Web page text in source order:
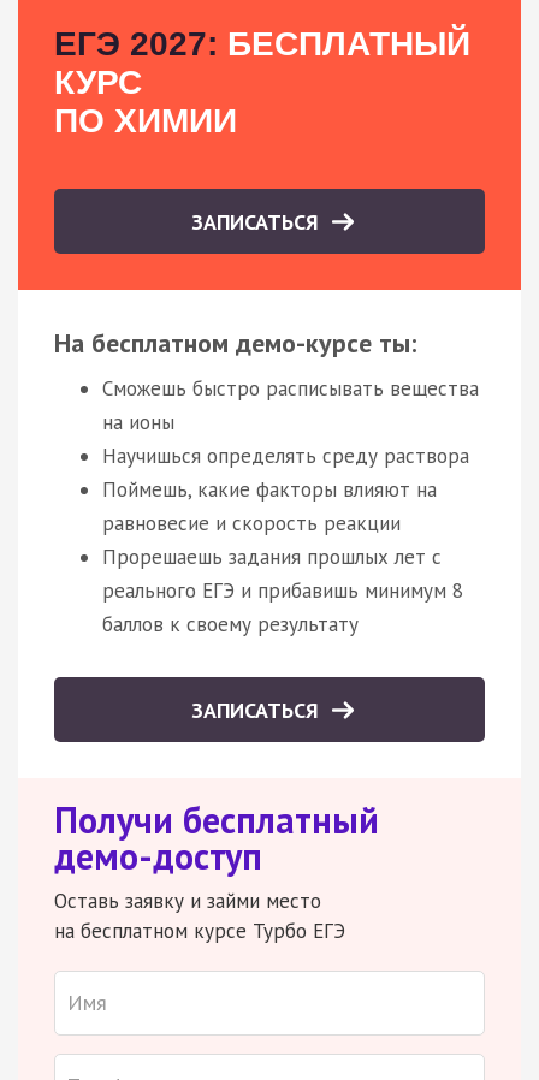
ЕГЭ 2027: БЕСПЛАТНЫЙ
КУРС
ПО ХИМИИ
ЗАПИСАТЬСЯ
На бесплатном демо-курсе ты:
Сможешь быстро расписывать вещества
на ионы
Научишься определять среду раствора
Поймешь, какие факторы влияют на
равновесие и скорость реакции
Прорешаешь задания прошлых лет с
реального ЕГЭ и прибавишь минимум 8
баллов к своему результату
ЗАПИСАТЬСЯ
Получи бесплатный
демо-доступ
Оставь заявку и займи место
на бесплатном курсе Турбо ЕГЭ